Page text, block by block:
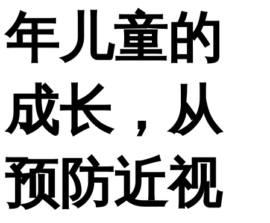
年儿童的
成长，从
预防近视